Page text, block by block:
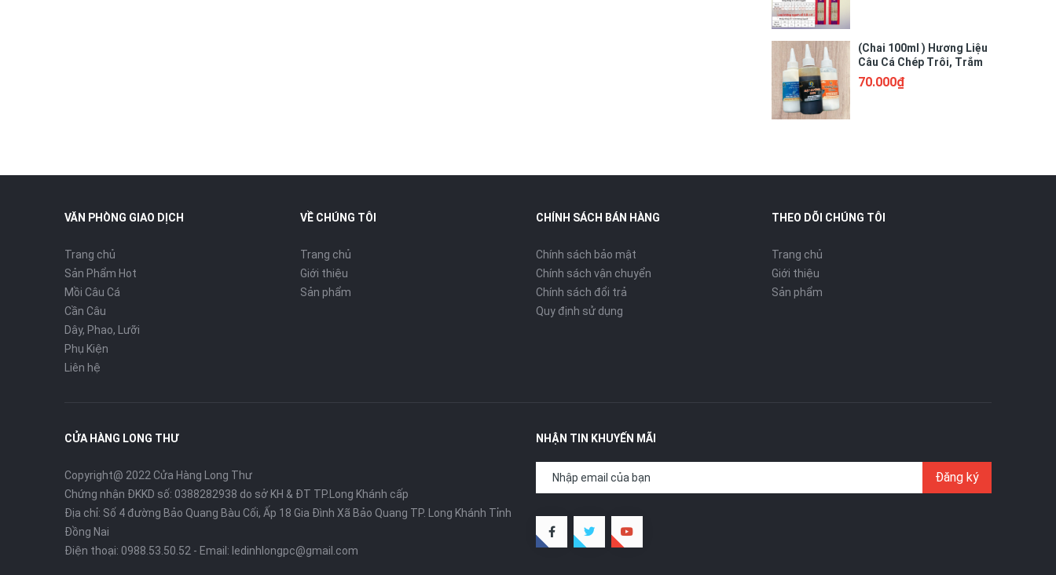
(Chai 100ml ) Hương Liệu
Câu Cá Chép Trôi, Trắm
Cỏ. Tương Sữa Thơm,
Hương Sữa Non, Mật
70.000₫
VĂN PHÒNG GIAO DỊCH
Trang chủ
Sản Phẩm Hot
Mồi Câu Cá
Cần Câu
Dây, Phao, Lưỡi
Phụ Kiện
Liên hệ
VỀ CHÚNG TÔI
Trang chủ
Giới thiệu
Sản phẩm
CHÍNH SÁCH BÁN HÀNG
Chính sách bảo mật
Chính sách vận chuyển
Chính sách đổi trả
Quy định sử dụng
THEO DÕI CHÚNG TÔI
Trang chủ
Giới thiệu
Sản phẩm
CỬA HÀNG LONG THƯ
Copyright@ 2022 Cửa Hàng Long Thư
Chứng nhận ĐKKD số: 0388282938 do sở KH & ĐT TP.Long Khánh cấp
Địa chỉ: Số 4 đường Bảo Quang Bàu Cối, Ấp 18 Gia Đình Xã Bảo Quang TP. Long Khánh Tỉnh
Đồng Nai
Điện thoại: 0988.53.50.52 - Email: ledinhlongpc@gmail.com
NHẬN TIN KHUYẾN MÃI
Đăng ký